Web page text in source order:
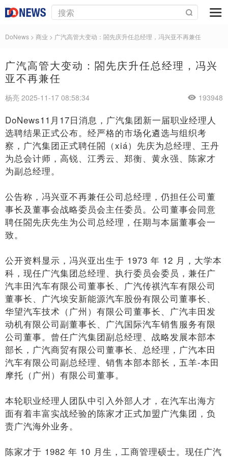
DoNews > 商业 > 广汽高管大变动：閤先庆升任总经理，冯兴亚不再兼任
广汽高管大变动：閤先庆升任总经理，冯兴
亚不再兼任
杨亮 2025-11-17 08:58:34 193948
DoNews11月17日消息，广汽集团新一届职业经理人
选聘结果正式公布。经严格的市场化遴选与组织考
察，广汽集团正式聘任閤（xiá）先庆为总经理、王丹
为总会计师，高锐、江秀云、郑衡、黄永强、陈家才
为副总经理。
公告称，冯兴亚不再兼任公司总经理，仍担任公司董
事长及董事会战略委员会主任委员。公司董事会同意
聘任閤先庆先生为公司总经理，任期与本届董事会一
致。
公开资料显示，冯兴亚出生于 1973 年 12 月，大学本
科，现任广汽集团总经理、执行委员会委员，兼任广
汽丰田汽车有限公司董事长、广汽传祺汽车有限公司
董事长、广汽埃安新能源汽车股份有限公司董事长、
华望汽车技术（广州）有限公司董事长、广汽丰田发
动机有限公司副董事长、广汽国际汽车销售服务有限
公司董事。曾任广汽集团副总经理、战略发展本部本
部长，广汽商贸有限公司董事长、总经理，广汽本田
汽车有限公司副总经理、销售本部本部长，五羊-本田
摩托（广州）有限公司董事。
本轮职业经理人团队中引入外部人才，在汽车出海方
面有着丰富实战经验的陈家才正式加盟广汽集团，负
责广汽海外业务。
陈家才于 1982 年 10 月生，工商管理硕士。现任广汽